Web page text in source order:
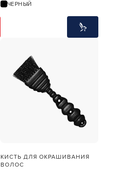
ЧЕРНЫЙ
КИСТЬ ДЛЯ ОКРАШИВАНИЯ
ВОЛОС